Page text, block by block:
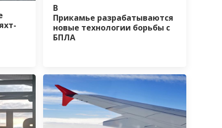
В
Прикамье разрабатываются
новые технологии борьбы с
БПЛА